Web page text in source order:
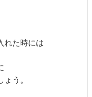
れた時には
う。